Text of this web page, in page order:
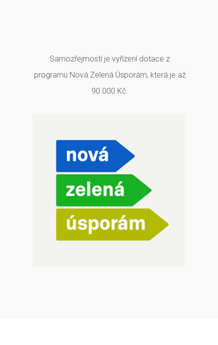
Samozřejmostí je vyřízení dotace z
programu Nová Zelená Úsporám, která je až
90 000 Kč.